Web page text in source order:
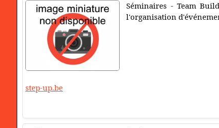
Séminaires - Team
l'organisation
step-up.be